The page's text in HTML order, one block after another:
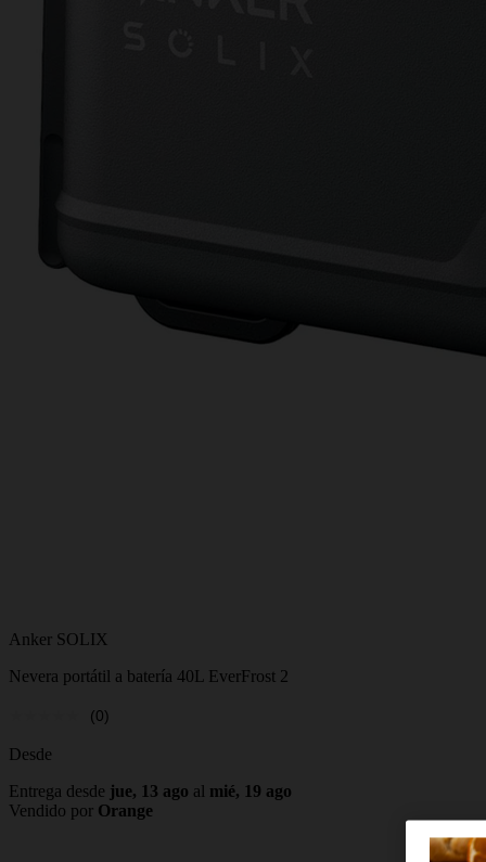
Anker SOLIX
Nevera portátil a batería 40L EverFrost 2
(0)
Desde
Entrega desde jue, 13 ago al mié, 19 ago
Vendido por Orange